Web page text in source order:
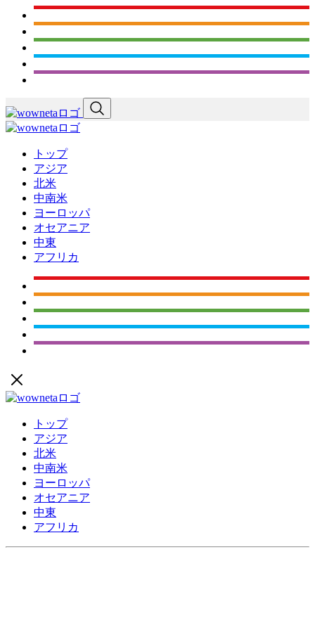
トップ
アジア
北米
中南米
ヨーロッパ
オセアニア
中東
アフリカ
トップ
アジア
北米
中南米
ヨーロッパ
オセアニア
中東
アフリカ